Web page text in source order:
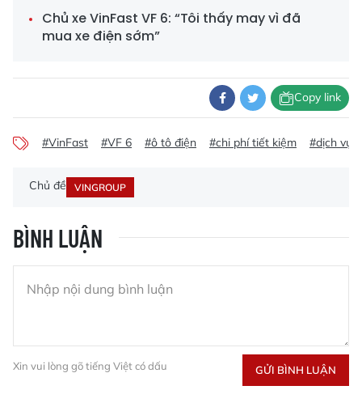
Chủ xe VinFast VF 6: “Tôi thấy may vì đã
mua xe điện sớm”
Copy link
#VinFast #VF 6 #ô tô điện #chi phí tiết kiệm #dịch vụ
Chủ đề VINGROUP
BÌNH LUẬN
Xin vui lòng gõ tiếng Việt có dấu GỬI BÌNH LUẬN